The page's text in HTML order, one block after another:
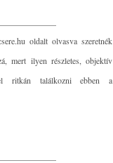
oldalt olvasva szeretnék
mert ilyen részletes, objektív
ritkán találkozni ebben a